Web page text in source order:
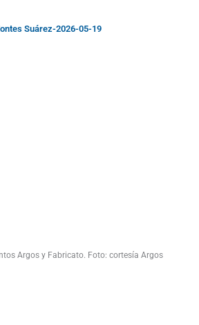
Suárez-2026-05-19
Argos y Fabricato. Foto: cortesía Argos